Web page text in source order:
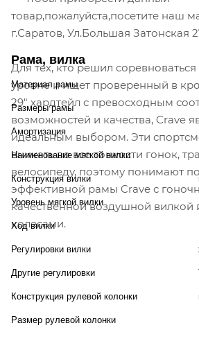
товар,пожалуйста,посетите наш
г.Саратов, Ул.Большая Затонская
Для тех, кто решил
уровне и ищет проверенный в
29" хардтейл с превосходным
возможностей и качества, Crave
идеальным выбором. Эти
вникать во все тонкости гонок,
велосипеду, поэтому понимают
эффективной рамы Crave с
качественной воздушной вилкой
колесами.
Рама, вилка
Материал рамы
Размеры рамы
Амортизация
Наименование мягкой вилки
Конструкция вилки
Уровень мягкой вилки
Ход вилки
Регулировки вилки
Другие регулировки
Конструкция рулевой колонки
Размер рулевой колонки